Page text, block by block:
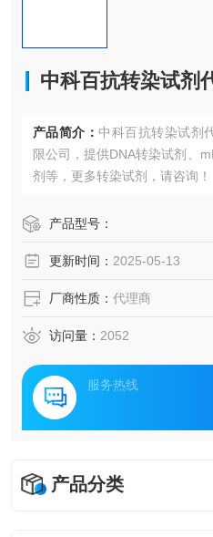
中科百抗转染试剂
产品简介： 中科百抗转染试
限公司，提供DNA转染试剂、
剂等，更多转染试剂，请咨询！
产品型号：
更新时间： 2025-05-13
厂商性质： 代理商
访问量： 2052
服务热线
产品分类